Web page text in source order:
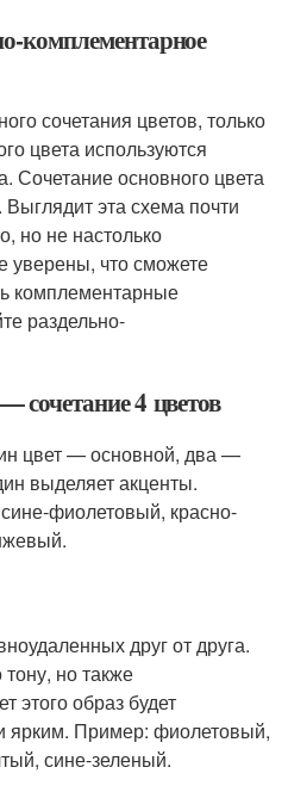
комплементарное
сочетания цветов, только
цвета используются
Сочетание основного цвета
эта схема почти
но не настолько
уверены, что сможете
комплементарные
раздельно-
сочетание 4 цветов
цвет — основной, два —
выделяет акценты.
фиолетовый, красно-
друг от друга.
но также
этого образ будет
ярким. Пример: фиолетовый,
сине-зеленый.